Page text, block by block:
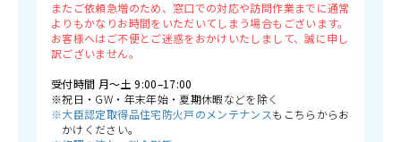
またご依頼急増のため、窓口での対応や訪問作業までに通常
よりもかなりお時間をいただいてしまう場合もございます。
お客様へはご不便とご迷惑をおかけいたしまして、誠に申し
訳ございません。
受付時間 月〜土 9:00–17:00
※祝日・GW・年末年始・夏期休暇などを除く
※大臣認定取得品住宅防火戸のメンテナンスもこちらからお
かけください。